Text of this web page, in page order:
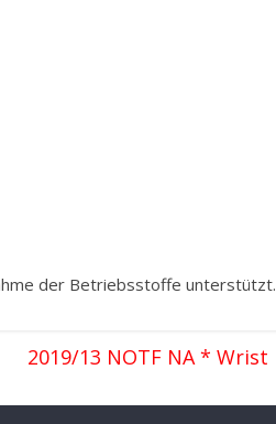
der Betriebsstoffe unterstützt.
2019/13 NOTF NA * Wrist